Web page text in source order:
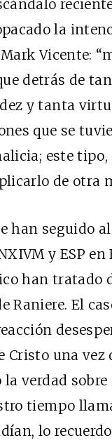
la
Vicente:
detrás de
y tanta
que se
este tipo,
de otra
han seguido
y ESP en
han tratado
Raniere. El
Cristo una vez
verdad sobre
tiempo
lo